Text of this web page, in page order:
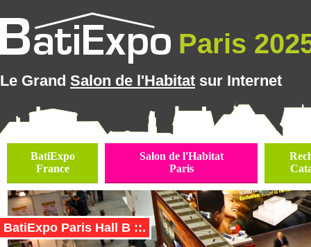
Paris
Le Grand Salon de l'Habitat sur Internet
BatiExpo
France
Salon de l'Habitat
Paris
BatiExpo Paris Hall B ::.